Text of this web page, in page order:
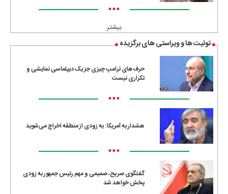
•••
بیشتر
توئیت ها و ویراستی های برگزیده
حرف‌های ترامپ چیزی جز یک دیپلماسی نمایشی و
تکراری نیست
•••
هشدار به آمریکا: به زودی از منطقه اخراج می‌شوید
•••
گفتگوی صریح، صمیمی و مهم رئیس جمهور به زودی
پخش خواهد شد